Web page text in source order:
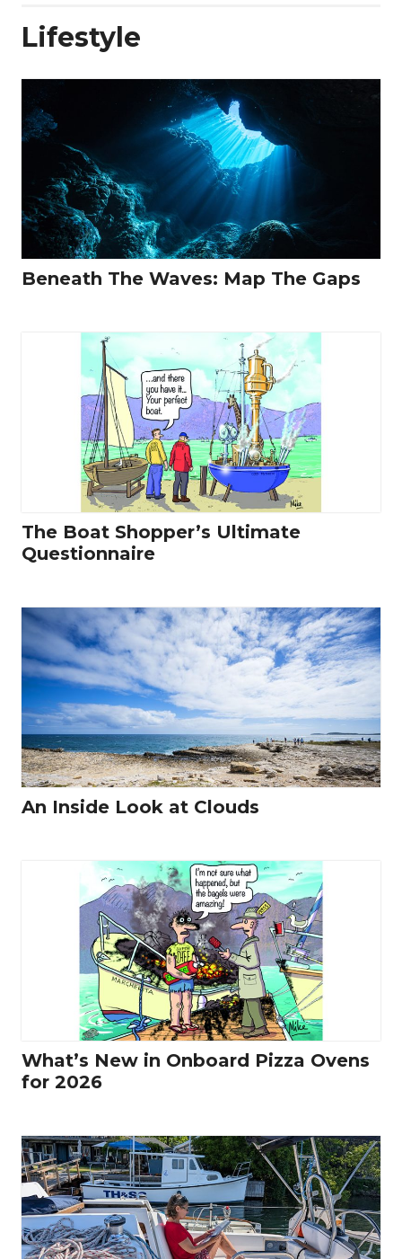
Lifestyle
Beneath The Waves: Map The Gaps
The Boat Shopper’s Ultimate
Questionnaire
An Inside Look at Clouds
What’s New in Onboard Pizza Ovens
for 2026